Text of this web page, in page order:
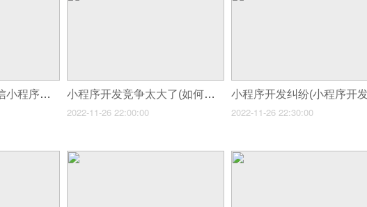
小程序开发竞赛(微信小程序开发价格受哪些原因影响) 小程序开发竞争太大了(如何选择一家好的小程序开发公司)
2022-11-26 22:00:00 2022-11-26 22:30:00